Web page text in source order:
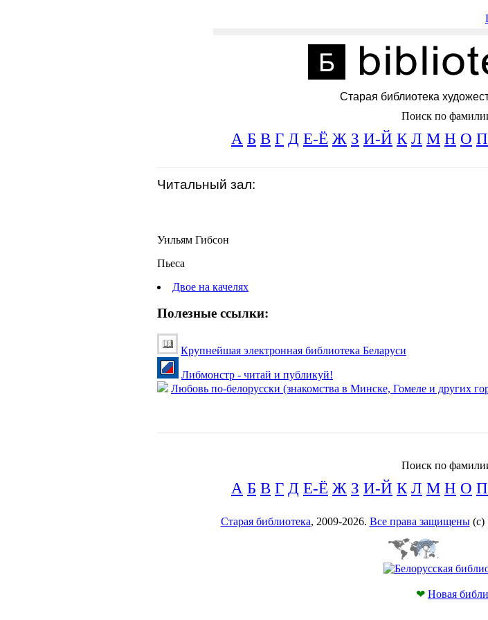
Старая библиотека
Поиск по
А Б В Г Д Е-Ё Ж З И-Й К Л М Н О П
Читальный зал:
Уильям Гибсон
Пьеса
Двое на качелях
Полезные ссылки:
Крупнейшая электронная библиотека Беларуси
Либмонстр - читай и публикуй!
Любовь по-белорусски (знакомства в Минске, Гомеле и других
Поиск по
А Б В Г Д Е-Ё Ж З И-Й К Л М Н О П
Старая библиотека, 2009-2026. Все права защищены(с) |
❤ Новая